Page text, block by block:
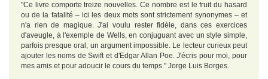
"Ce livre comporte treize nouvelles. Ce nombre est le fruit du hasard
ou de la fatalité – ici les deux mots sont strictement synonymes – et
n'a rien de magique. J'ai voulu rester fidèle, dans ces exercices
d'aveugle, à l'exemple de Wells, en conjuguant avec un style simple,
parfois presque oral, un argument impossible. Le lecteur curieux peut
ajouter les noms de Swift et d'Edgar Allan Poe. J'écris pour moi, pour
mes amis et pour adoucir le cours du temps." Jorge Luis Borges.